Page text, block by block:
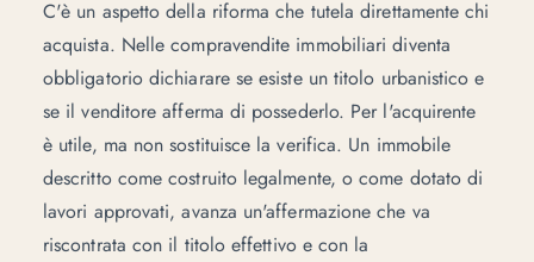
C'è un aspetto della riforma che tutela direttamente chi
acquista. Nelle compravendite immobiliari diventa
obbligatorio dichiarare se esiste un titolo urbanistico e
se il venditore afferma di possederlo. Per l'acquirente
è utile, ma non sostituisce la verifica. Un immobile
descritto come costruito legalmente, o come dotato di
lavori approvati, avanza un'affermazione che va
riscontrata con il titolo effettivo e con la